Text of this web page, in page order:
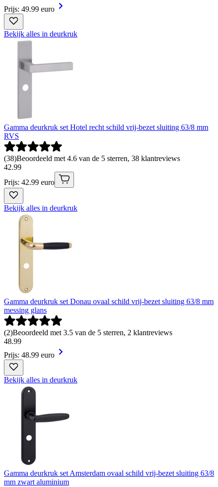
Prijs: 49.99 euro
Bekijk alles in deurkruk
Gamma deurkruk set Hotel recht schild vrij-bezet sluiting 63/8 mm
RVS
(38)Beoordeeld met 4.6 van de 5 sterren, 38 klantreviews
42.99
Prijs: 42.99 euro
Bekijk alles in deurkruk
Gamma deurkruk set Donau ovaal schild vrij-bezet sluiting 63/8 mm
messing glans
(2)Beoordeeld met 3.5 van de 5 sterren, 2 klantreviews
48.99
Prijs: 48.99 euro
Bekijk alles in deurkruk
Gamma deurkruk set Amsterdam ovaal schild vrij-bezet sluiting 63/8
mm zwart aluminium